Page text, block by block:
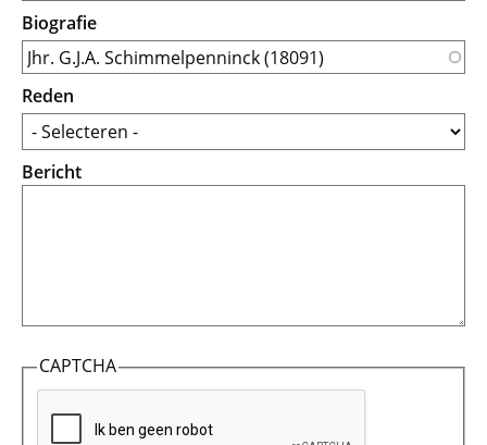
Biografie
Reden
Bericht
CAPTCHA